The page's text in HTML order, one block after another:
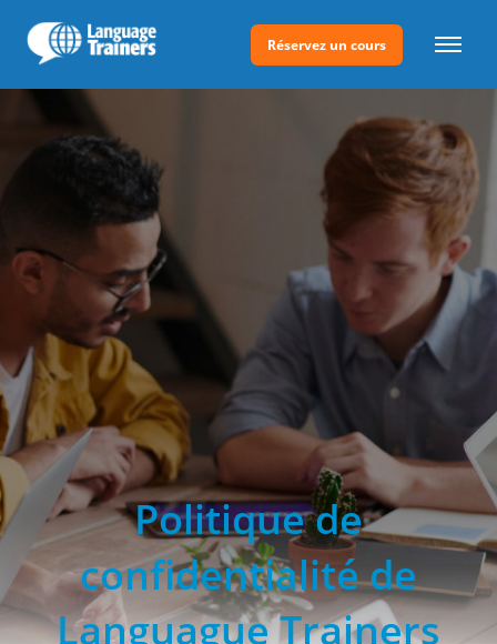
Réservez un cours
Politique de
confidentialité de
Languague Trainers